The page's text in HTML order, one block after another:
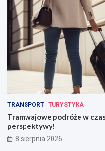
TRANSPORT TURYSTYKA
Tramwajowe podróże w
perspektywy!
8 sierpnia 2026